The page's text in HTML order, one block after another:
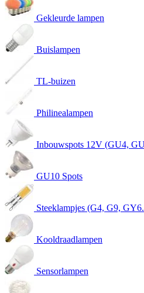
Gekleurde lampen
Buislampen
TL-buizen
Philinealampen
Inbouwspots 12V (GU4,
GU10 Spots
Steeklampjes (G4, G9,
Kooldraadlampen
Sensorlampen